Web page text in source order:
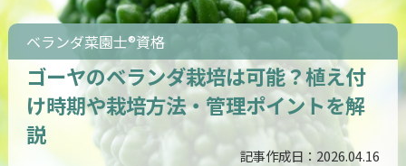
ベランダ菜園士®資格
ゴーヤのベランダ栽培は可能？植え付
け時期や栽培方法・管理ポイントを解
説
記事作成日：2026.04.16